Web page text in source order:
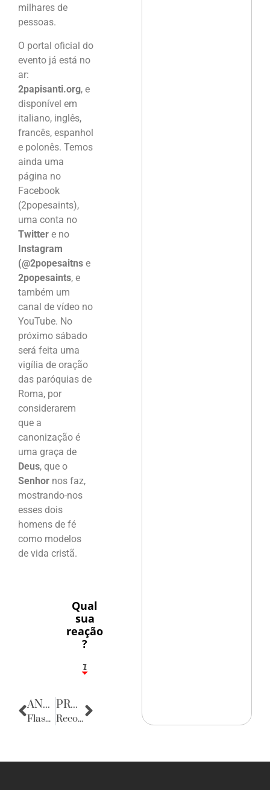
milhares de
pessoas.
O portal oficial do
evento já está no
ar:
2papisanti.org, e
disponível em
italiano, inglês,
francês, espanhol
e polonês. Temos
ainda uma
página no
Facebook
(2popesaints),
uma conta no
Twitter e no
Instagram
(@2popesaitns e
2popesaints, e
também um
canal de vídeo no
YouTube. No
próximo sábado
será feita uma
vigília de oração
das paróquias de
Roma, por
considerarem
que a
canonização é
uma graça de
Deus, que o
Senhor nos faz,
mostrando-nos
esses dois
homens de fé
como modelos
de vida cristã.
Qual
sua
reação
?
1
7
ANTERIOR
Flashes
PRÓXIMA
Recordar é Viver